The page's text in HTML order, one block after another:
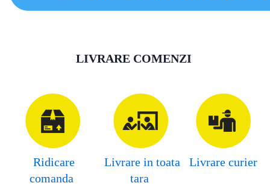
LIVRARE COMENZI
Ridicare
comanda
Livrare in toata
tara
Livrare curier